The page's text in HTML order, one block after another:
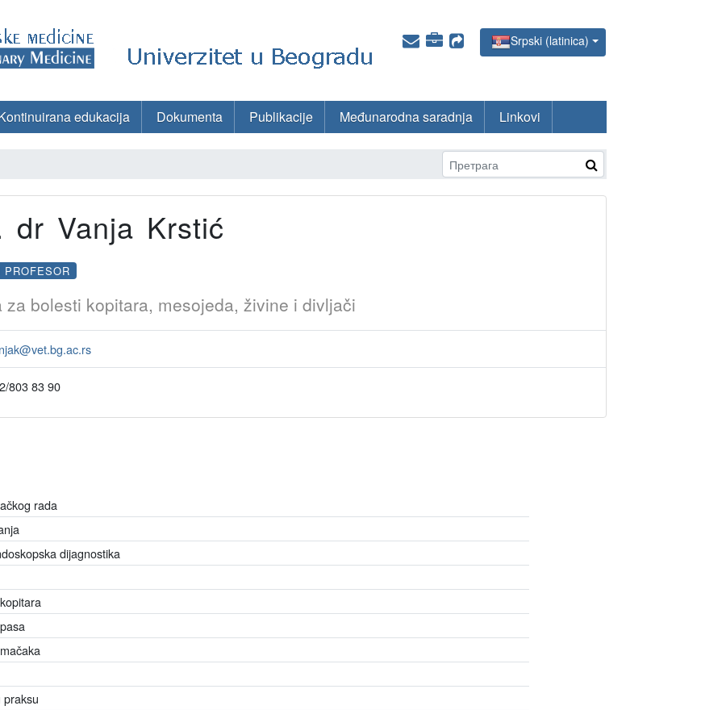
Srpski (latinica)
edukacija Dokumenta Publikacije Međunarodna saradnja Linkovi
dr Vanja Krstić
PROFESOR
za bolesti kopitara, mesojeda, živine i divljači
803 83 90
rada
dijagnostika
praksu